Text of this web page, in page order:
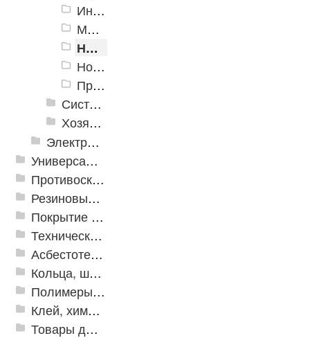
Инструменты для работы с кожей.
Многофункциональные инструменты
Ножи хозяйственные
Ножницы хозяйственные
Приспособления для заточки
Системы хранения
Хозяйственные товары
Электрика и свет
Универсальные модульные покрытия
Противоскользящая защита для лестниц, профили, ленты
Резиновые и ПВХ дорожки
Покрытие из резиновой крошки
Техническая резина
Асбестотехнические и теплоизоляционные материалы
Кольца, шайбы, манжеты
Полимеры и пластики
Клей, химия, сопутствующие товары
Товары для дома